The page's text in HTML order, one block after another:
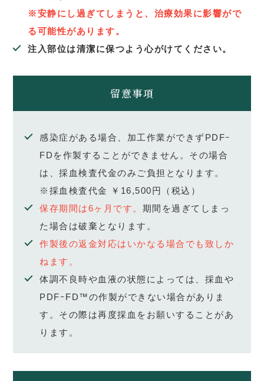
※安静にし過ぎてしまうと、治療効果に影響がで
る可能性があります。
注入部位は清潔に保つよう心がけてください。
留意事項
感染症がある場合、加工作業ができずPDFｰ
FDを作製することができません。その場合
は、採血検査代金のみご負担となります。
※採血検査代金 ￥16,500円（税込）
保存期間は6ヶ月です。 期間を過ぎてしまっ
た場合は破棄となります。
作製後の返金対応はいかなる場合でも致しか
ねます。
体調不良時や血液の状態によっては、採血や
PDFｰFD™の作製ができない場合がありま
す。その際は再度採血をお願いすることがあ
ります。